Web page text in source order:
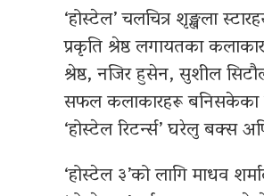
‘होस्टेल’ चलचित्र शृङ्खला
प्रकृति श्रेष्ठ लगायतका
श्रेष्ठ, नजिर हुसेन, सुशील
सफल कलाकारहरू बनिसकेका
‘होस्टेल रिटर्न्स’ घरेलु बक्स
‘होस्टेल ३’को लागि माधव